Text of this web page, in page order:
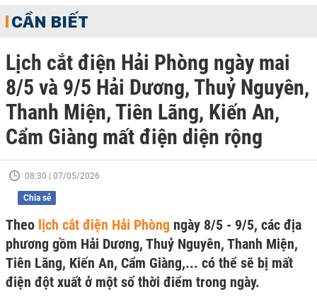
CẦN BIẾT
Lịch cắt điện Hải Phòng ngày mai
8/5 và 9/5 Hải Dương, Thuỷ Nguyên,
Thanh Miện, Tiên Lãng, Kiến An,
Cẩm Giàng mất điện diện rộng
08:30 | 07/05/2026
Chia sẻ
Theo lịch cắt điện Hải Phòng ngày 8/5 - 9/5, các địa
phương gồm Hải Dương, Thuỷ Nguyên, Thanh Miện,
Tiên Lãng, Kiến An, Cẩm Giàng,... có thể sẽ bị mất
điện đột xuất ở một số thời điểm trong ngày.